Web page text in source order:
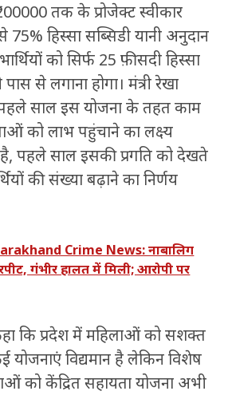
तक के प्रोजेक्ट स्वीकार
हिस्सा सब्सिडी यानी अनुदान
को सिर्फ 25 फ़ीसदी हिस्सा
से लगाना होगा। मंत्री रेखा
पहले साल इस योजना के तहत काम
को लाभ पहुंचाने का लक्ष्य
है, पहले साल इसकी प्रगति को देखते
की संख्या बढ़ाने का निर्णय
Crime News: नाबालिग
गंभीर हालत में मिली; आरोपी पर
कि प्रदेश में महिलाओं को सशक्त
विद्यमान है लेकिन विशेष
को केंद्रित सहायता योजना अभी